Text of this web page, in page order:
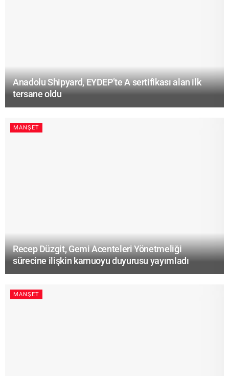
Anadolu Shipyard, EYDEP’te A sertifikası alan ilk
tersane oldu
MANŞET
Recep Düzgit, Gemi Acenteleri Yönetmeliği
sürecine ilişkin kamuoyu duyurusu yayımladı
MANŞET